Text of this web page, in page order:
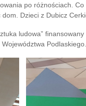
po różnościach.
Dzieci z Dubicz
ludowa”
Podlaskiego.